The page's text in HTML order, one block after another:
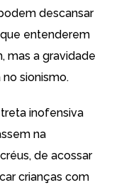
descansar
entenderem
mas a gravidade
sionismo.
inofensiva
na
de acossar
crianças com